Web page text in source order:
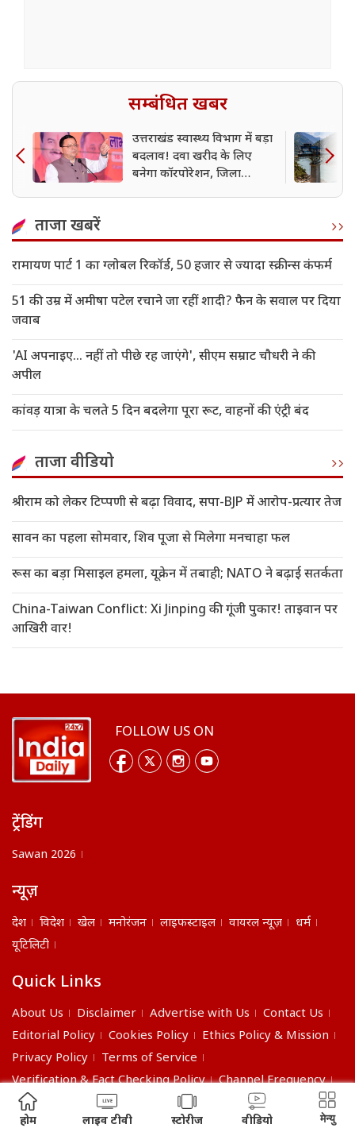
सम्बंधित खबर
उत्तराखंड स्वास्थ्य विभाग में बड़ा
बदलाव! दवा खरीद के लिए
बनेगा कॉरपोरेशन, जिला
ताजा खबरें
रामायण पार्ट 1 का ग्लोबल रिकॉर्ड, 50 हजार से ज्यादा स्क्रीन्स कंफर्म
51 की उम्र में अमीषा पटेल रचाने जा रहीं शादी? फैन के सवाल पर दिया
जवाब
'AI अपनाइए... नहीं तो पीछे रह जाएंगे', सीएम सम्राट चौधरी ने की
अपील
कांवड़ यात्रा के चलते 5 दिन बदलेगा पूरा रूट, वाहनों की एंट्री बंद
ताजा वीडियो
श्रीराम को लेकर टिप्पणी से बढ़ा विवाद, सपा-BJP में आरोप-प्रत्यार तेज
सावन का पहला सोमवार, शिव पूजा से मिलेगा मनचाहा फल
रूस का बड़ा मिसाइल हमला, यूक्रेन में तबाही; NATO ने बढ़ाई सतर्कता
China-Taiwan Conflict: Xi Jinping की गूंजी पुकार! ताइवान पर
आखिरी वार!
FOLLOW US ON
ट्रेंडिंग
Sawan 2026
न्यूज़
देश विदेश खेल मनोरंजन लाइफस्टाइल वायरल न्यूज़
धर्म
यूटिलिटी
Quick Links
About Us Disclaimer Advertise with Us
Contact Us
Editorial Policy
Cookies Policy
Ethics Policy & Mission
Privacy Policy
Terms of Service
Verification & Fact Checking Policy
Channel Frequency
©2026 India Daily. All right reserved.
होम लाइव टीवी स्टोरीज वीडियो मेन्यु